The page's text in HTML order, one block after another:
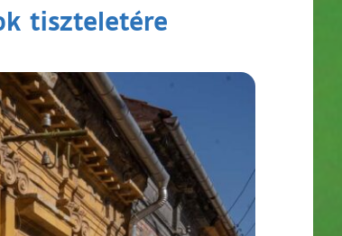
tiszteletére